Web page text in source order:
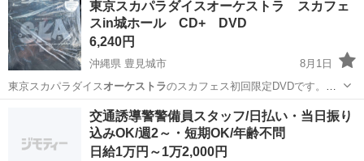
東京スカパラダイスオーケストラ スカフェ
スin城ホール CD+ DVD
6,240円
沖縄県 豊見城市
8月1日
東京スカパラダイス オーケストラのスカフェス初回限定DVDです。
コ…
豊見城市 DVD/ブルーレイ
交通誘導警警備員スタッフ/日払い・当日振り
込みOK/週2～・短期OK/年齢不問
日給1万円～1万2,000円